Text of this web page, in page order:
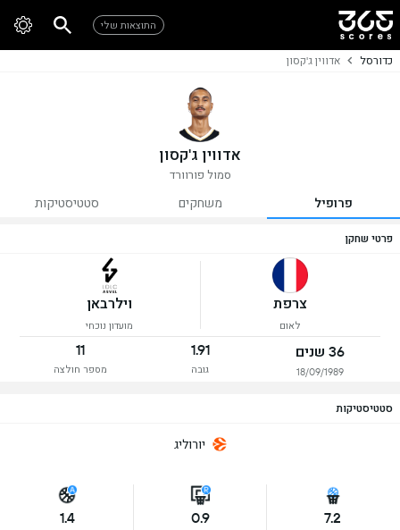
התוצאות שלי
כדורסל אדווין ג'קסון
אדווין ג'קסון
סמול פורוורד
פרופיל משחקים סטטיסטיקות
פרטי שחקן
צרפת
לאום
וילרבאן
מועדון נוכחי
36 שנים
18/09/1989
1.91
גובה
11
מספר חולצה
סטטיסטיקות
יורוליג
7.2
0.9
1.4